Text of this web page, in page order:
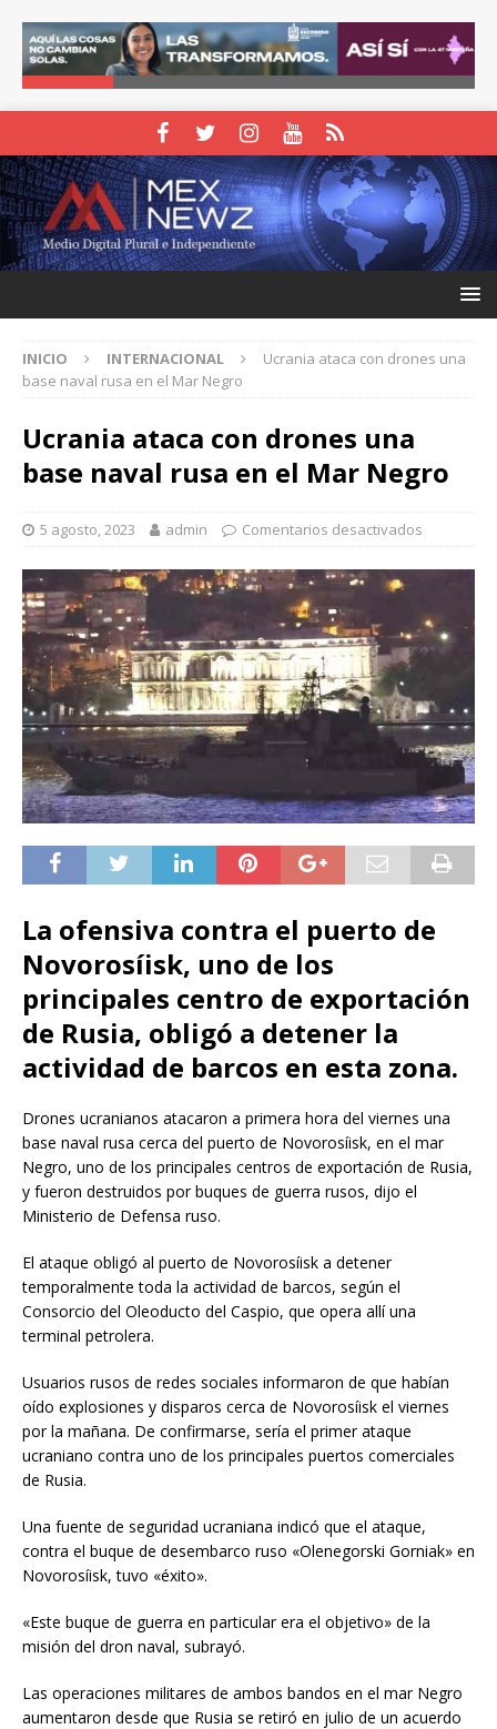
INICIO INTERNACIONAL
Ucrania ataca con drones una
base naval rusa en el Mar Negro
Ucrania ataca con drones una
base naval rusa en el Mar Negro
5 agosto, 2023 admin Comentarios desactivados
La ofensiva contra el puerto de
Novorosíisk, uno de los
principales centro de exportación
de Rusia, obligó a detener la
actividad de barcos en esta zona.
Drones ucranianos atacaron a primera hora del viernes una
base naval rusa cerca del puerto de Novorosíisk, en el mar
Negro, uno de los principales centros de exportación de Rusia,
y fueron destruidos por buques de guerra rusos, dijo el
Ministerio de Defensa ruso.
El ataque obligó al puerto de Novorosíisk a detener
temporalmente toda la actividad de barcos, según el
Consorcio del Oleoducto del Caspio, que opera allí una
terminal petrolera.
Usuarios rusos de redes sociales informaron de que habían
oído explosiones y disparos cerca de Novorosíisk el viernes
por la mañana. De confirmarse, sería el primer ataque
ucraniano contra uno de los principales puertos comerciales
de Rusia.
Una fuente de seguridad ucraniana indicó que el ataque,
contra el buque de desembarco ruso «Olenegorski Gorniak» en
Novorosíisk, tuvo «éxito».
«Este buque de guerra en particular era el objetivo» de la
misión del dron naval, subrayó.
Las operaciones militares de ambos bandos en el mar Negro
aumentaron desde que Rusia se retiró en julio de un acuerdo